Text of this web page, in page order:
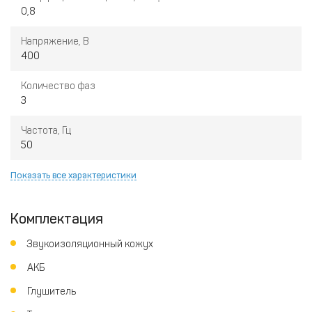
Вспомогательная дизельная электростанция 20 кВт - удачное
электроэнергии происходят нечасто, а наличие резервного
питания крайне необходимо в рамках проекта или иных
0,8
Напряжение, В
400
Количество фаз
3
Частота, Гц
50
Показать все характеристики
Комплектация
Звукоизоляционный кожух
АКБ
Глушитель